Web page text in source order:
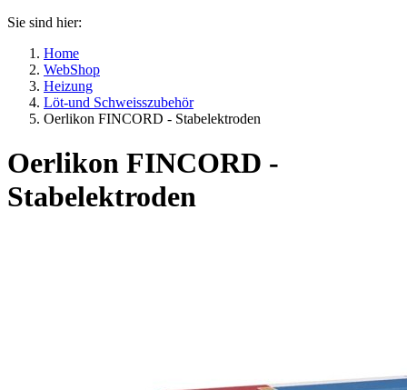
Sie sind hier:
Home
WebShop
Heizung
Löt-und Schweisszubehör
Oerlikon FINCORD - Stabelektroden
Oerlikon FINCORD -
Stabelektroden